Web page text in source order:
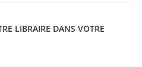
LIBRAIRE DANS VOTRE